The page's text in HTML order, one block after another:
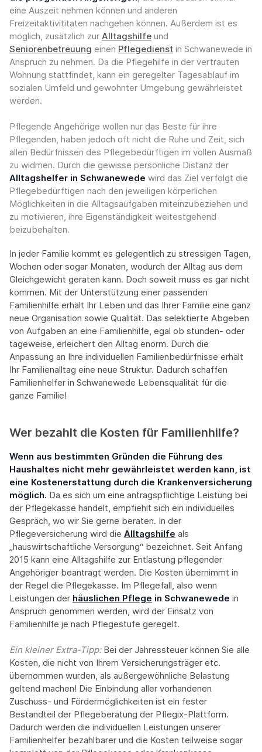
eine Auszeit nehmen können und anderen
Freizeitaktivititaten nachgehen können. Außerdem ist es
möglich, zusätzlich zur Alltagshilfe und
Seniorenbetreuung einen Pflegedienst in Schwanewede in
Anspruch zu nehmen. Da die Pflegehilfe in der vertrauten
Wohnung stattfindet, kann ein geregelter Tagesablauf im
sozialen Umfeld und gewohnter Umgebung gewährleistet
werden.
Pflegende Angehörige wollen nur das Beste für ihre
Pflegenden, haben jedoch oft nicht die Ruhe und Zeit, sich
allen Bedürfnissen des Pflegebedürftigen im vollen Ausmaß
zu widmen. Durch die gewisse persönliche Distanz der
Alltagshelfer in Schwanewede wird das Ziel verfolgt die
Pflegebedürftigen nach den jeweiligen körperlichen
Möglichkeiten in die Alltagsaufgaben miteinzubeziehen und
zu motivieren, ihre Eigenständigkeit weitestgehend
beizubehalten.
In jeder Familie kommt es gelegentlich zu stressigen Tagen,
Wochen oder sogar Monaten, wodurch der Alltag aus dem
Gleichgewicht geraten kann. Doch soweit muss es gar nicht
kommen. Mit der Unterstützung einer passenden
Familienhilfe erhält Ihr Leben und das Ihrer Familie eine ganz
neue Organisation sowie Qualität. Das selektierte Abgeben
von Aufgaben an eine Familienhilfe, egal ob stunden- oder
tageweise, erleichert den Alltag enorm. Durch die
Anpassung an Ihre individuellen Familienbedürfnisse erhält
Ihr Familienalltag eine neue Struktur. Dadurch schaffen
Familienhelfer in Schwanewede Lebensqualität für die
ganze Familie!
Wer bezahlt die Kosten für Familienhilfe?
Wenn aus bestimmten Gründen die Führung des
Haushaltes nicht mehr gewährleistet werden kann, ist
eine Kostenerstattung durch die Krankenversicherung
möglich. Da es sich um eine antragspflichtige Leistung bei
der Pflegekasse handelt, empfiehlt sich ein individuelles
Gespräch, wo wir Sie gerne beraten. In der
Pflegeversicherung wird die Alltagshilfe als
„hauswirtschaftliche Versorgung“ bezeichnet. Seit Anfang
2015 kann eine Alltagshilfe zur Entlastung pflegender
Angehöriger beantragt werden. Die Kosten übernimmt in
der Regel die Pflegekasse. Im Pflegefall, also wenn
Leistungen der häuslichen Pflege in Schwanewede in
Anspruch genommen werden, wird der Einsatz von
Familienhilfe je nach Pflegestufe geregelt.
Ein kleiner Extra-Tipp:‍ Bei der Jahressteuer können Sie alle
Kosten, die nicht von Ihrem Versicherungsträger etc.
übernommen wurden, als außergewöhnliche Belastung
geltend machen! Die Einbindung aller vorhandenen
Zuschuss- und Fördermöglichkeiten ist ein fester
Bestandteil der Pflegeberatung der Pflegix-Plattform.
Dadurch werden die individuellen Leistungen unserer
Familienhelfer bezahlbarer und die Kosten teilweise sogar